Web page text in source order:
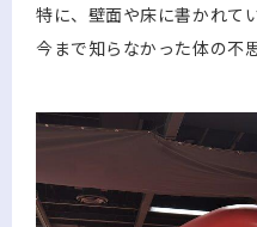
特に、壁面や床に書かれて
今まで知らなかった体の不